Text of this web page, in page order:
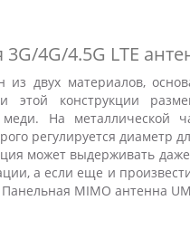
3G/4G/4.5G LTE
из двух материалов,
этой конструкции
меди. На металлической
регулируется диаметр
может выдерживать
а если еще и
MIMO антенна